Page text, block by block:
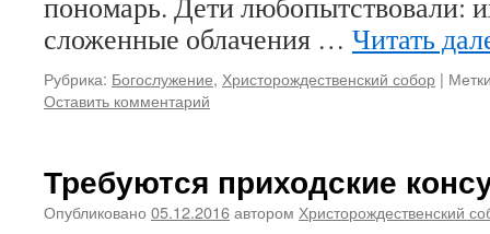
сложенные облачения … Читать
Рубрика: Богослужение, Христорождественский собор |
Оставить комментарий
Требуются приходские
Опубликовано 05.12.2016автором Христорождественский